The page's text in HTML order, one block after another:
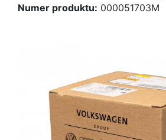
Numer produktu: 000051703M